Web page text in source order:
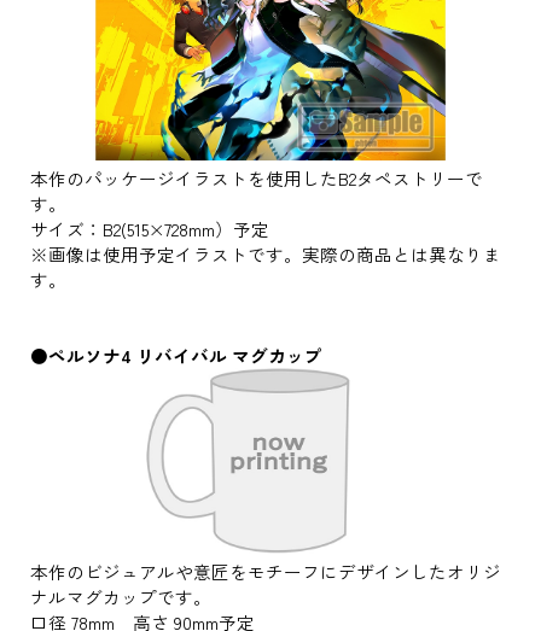
本作のパッケージイラストを使用したB2タペストリーで
す。
サイズ：B2(515×728mm）予定
※画像は使用予定イラストです。実際の商品とは異なりま
す。
●ペルソナ4 リバイバル マグカップ
本作のビジュアルや意匠をモチーフにデザインしたオリジ
ナルマグカップです。
口径 78mm 高さ 90mm予定